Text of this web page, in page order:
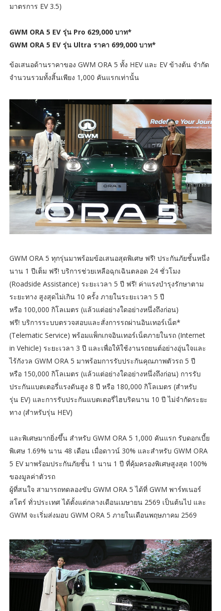
มาตรการ EV 3.5)
GWM ORA 5 EV รุ่น Pro 629,000 บาท*
GWM ORA 5 EV รุ่น Ultra ราคา 699,000 บาท*
ข้อเสนอด้านราคาของ GWM ORA 5 ทั้ง HEV และ EV ข้างต้น จำกัด
จำนวนรวมทั้งสิ้นเพียง 1,000 คันแรกเท่านั้น
GWM ORA 5 ทุกรุ่นมาพร้อมข้อเสนอสุดพิเศษ ฟรี! ประกันภัยชั้นหนึ่ง
นาน 1 ปีเต็ม ฟรี! บริการช่วยเหลือฉุกเฉินตลอด 24 ชั่วโมง
(Roadside Assistance) ระยะเวลา 5 ปี ฟรี! ค่าแรงบำรุงรักษาตาม
ระยะทาง สูงสุดไม่เกิน 10 ครั้ง ภายในระยะเวลา 5 ปี
หรือ 100,000 กิโลเมตร (แล้วแต่อย่างใดอย่างหนึ่งถึงก่อน)
ฟรี! บริการระบบตรวจสอบและสั่งการรถผ่านอินเทอร์เน็ต*
(Telematic Service) พร้อมแพ็กเกจอินเทอร์เน็ตภายในรถ (Internet
in Vehicle) ระยะเวลา 3 ปี และเพื่อให้ใช้งานรถยนต์อย่างอุ่นใจและ
ไร้กังวล GWM ORA 5 มาพร้อมการรับประกันคุณภาพตัวรถ 5 ปี
หรือ 150,000 กิโลเมตร (แล้วแต่อย่างใดอย่างหนึ่งถึงก่อน) การรับ
ประกันแบตเตอรี่แรงดันสูง 8 ปี หรือ 180,000 กิโลเมตร (สำหรับ
รุ่น EV) และการรับประกันแบตเตอรี่ไฮบริดนาน 10 ปี ไม่จำกัดระยะ
ทาง (สำหรับรุ่น HEV)
และพิเศษมากยิ่งขึ้น สำหรับ GWM ORA 5 1,000 คันแรก รับดอกเบี้ย
พิเศษ 1.69% นาน 48 เดือน เมื่อดาวน์ 30% และสำหรับ GWM ORA
5 EV มาพร้อมประกันภัยชั้น 1 นาน 1 ปี ที่คุ้มครองพิเศษสูงสุด 100%
ของมูลค่าตัวรถ
ผู้ที่สนใจ สามารถทดลองขับ GWM ORA 5 ได้ที่ GWM พาร์ทเนอร์
สโตร์ ทั่วประเทศ ได้ตั้งแต่กลางเดือนเมษายน 2569 เป็นต้นไป และ
GWM จะเริ่มส่งมอบ GWM ORA 5 ภายในเดือนพฤษภาคม 2569